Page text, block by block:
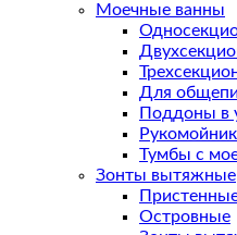
Моечные ванны
Для
Поддоны в
Тумбы с
Зонты вытяжные
Островные